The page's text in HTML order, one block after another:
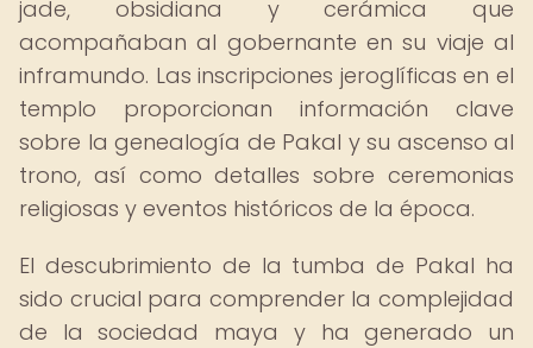
jade, obsidiana y cerámica que
acompañaban al gobernante en su viaje al
inframundo. Las inscripciones jeroglíficas en el
templo proporcionan información clave
sobre la genealogía de Pakal y su ascenso al
trono, así como detalles sobre ceremonias
religiosas y eventos históricos de la época.
El descubrimiento de la tumba de Pakal ha
sido crucial para comprender la complejidad
de la sociedad maya y ha generado un